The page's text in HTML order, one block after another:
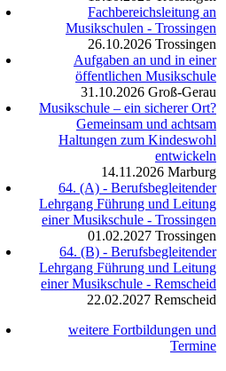
Fachbereichsleitung an
Musikschulen - Trossingen
26.10.2026 Trossingen
Aufgaben an und in einer
öffentlichen Musikschule
31.10.2026 Groß-Gerau
Musikschule – ein sicherer Ort?
Gemeinsam und achtsam
Haltungen zum Kindeswohl
entwickeln
14.11.2026 Marburg
64. (A) - Berufsbegleitender
Lehrgang Führung und Leitung
einer Musikschule - Trossingen
01.02.2027 Trossingen
64. (B) - Berufsbegleitender
Lehrgang Führung und Leitung
einer Musikschule - Remscheid
22.02.2027 Remscheid
weitere Fortbildungen und
Termine